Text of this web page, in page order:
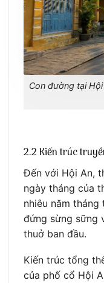
Con đường tại
2.2 Kiến trúc
Đến với Hội An,
ngày tháng của
nhiêu năm
đứng sừng sững
thuở ban đầu.
Kiến trúc tổng
của phố cổ Hội